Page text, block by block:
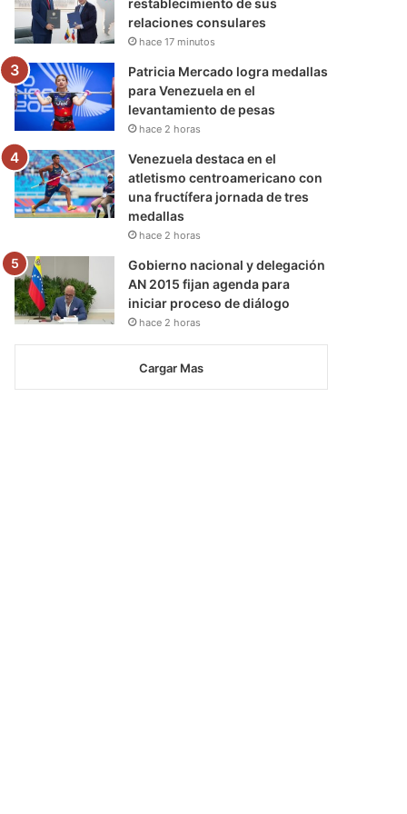
relaciones consulares
hace 17 minutos
Patricia Mercado logra medallas
para Venezuela en el
levantamiento de pesas
hace 2 horas
Venezuela destaca en el
atletismo centroamericano con
una fructífera jornada de tres
medallas
hace 2 horas
Gobierno nacional y delegación
AN 2015 fijan agenda para
iniciar proceso de diálogo
hace 2 horas
Cargar Mas